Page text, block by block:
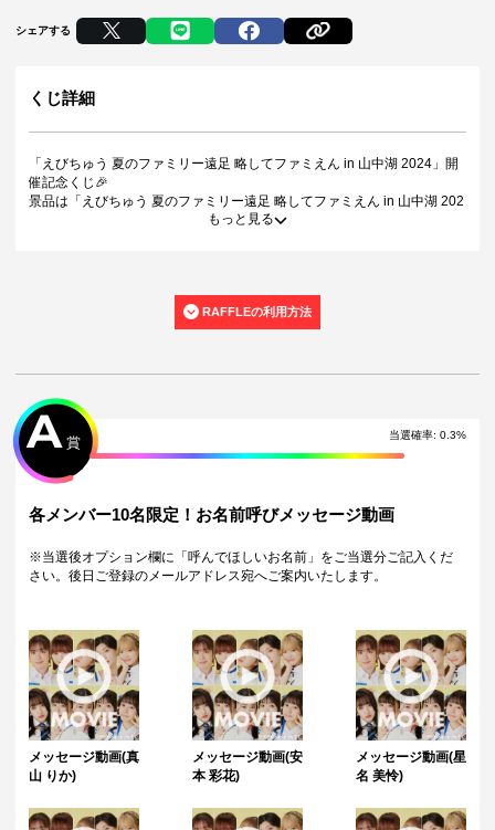
シェアする
くじ詳細
「えびちゅう 夏のファミリー遠足 略してファミえん in 山中湖 2024」開
催記念くじ🎉
景品は「えびちゅう 夏のファミリー遠足 略してファミえん in 山中湖 202
4」の5日前頃にお届け予定です🎁✨
10連を引いた方は通常の景品とは別に10連特典が当たります。（10連1
注意事項
・景品デザインはイメージです。状況によりデザインが変更となる可能
性がございます。
・くじご利用後のお客様都合での景品のキャンセル・返品・交換はいた
しかねます。
・景品の配送完了から1ヶ月経過後にお問合せいただいた景品の不備、未
到着に関する対応は原則いたしかねます。
・獲得した景品をオークション等へ転売する行為、第三者への譲渡は禁
・獲得した動画･画像･ボイス等のデジタルコンテンツは、出品者が著作
権を有します。 SNS等での公開、譲渡、その他著作権を侵害する行為は
合がございます。その場合、別のサイン入り景品に変更させていただく
可能性がございます。（該当者には別途メールにてご連絡させていただ
きます。）
・配送手数料として初回660と初回以降 10回ごとに 660coinが消費され
ます。
配送について
・景品は「えびちゅう 夏のファミリー遠足 略してファミえん in 山中湖 2
024」の5日前頃にお届け予定です。※前後する可能性がございます。
・製作状況や天候状況により予定を前後した配送となる場合がございま
もっと見る
RAFFLEの利用方法
当選確率: 0.3%
A 賞
各メンバー10名限定！お名前呼びメッセージ動画
※当選後オプション欄に「呼んでほしいお名前」をご当選分ご記入くだ
さい。後日ご登録のメールアドレス宛へご案内いたします。
メッセージ動画(真
山 りか)
メッセージ動画(安
本 彩花)
メッセージ動画(星
名 美怜)